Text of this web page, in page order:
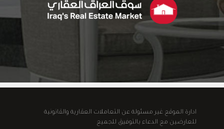
ادارة الموقع غير مسئولة عن التعاملات العقارية والقانونية
للعارضين مع الدعاء بالتوفيق للجميع